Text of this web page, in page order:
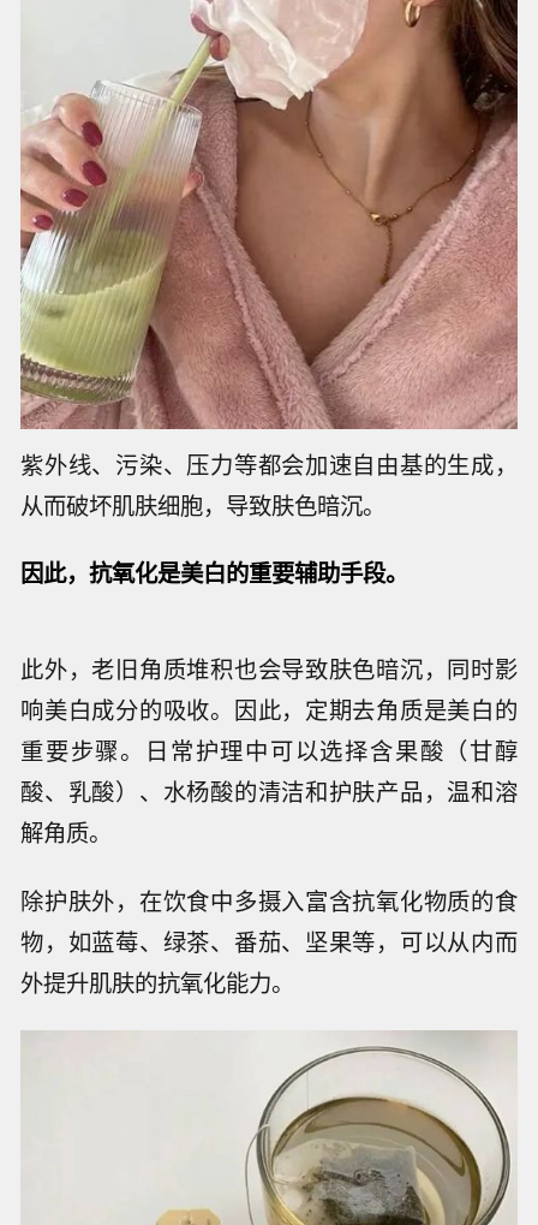
紫外线、污染、压力等都会加速自由基的生成，
从而破坏肌肤细胞，导致肤色暗沉。
因此，抗氧化是美白的重要辅助手段。
此外，老旧角质堆积也会导致肤色暗沉，同时影
响美白成分的吸收。因此，定期去角质是美白的
重要步骤。日常护理中可以选择含果酸（甘醇
酸、乳酸）、水杨酸的清洁和护肤产品，温和溶
解角质。
除护肤外，在饮食中多摄入富含抗氧化物质的食
物，如蓝莓、绿茶、番茄、坚果等，可以从内而
外提升肌肤的抗氧化能力。